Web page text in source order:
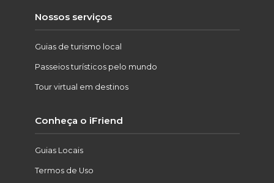
Nossos serviços
Guias de turismo local
Passeios turísticos pelo mundo
Tour virtual em destinos
Conheça o iFriend
Guias Locais
Termos de Uso